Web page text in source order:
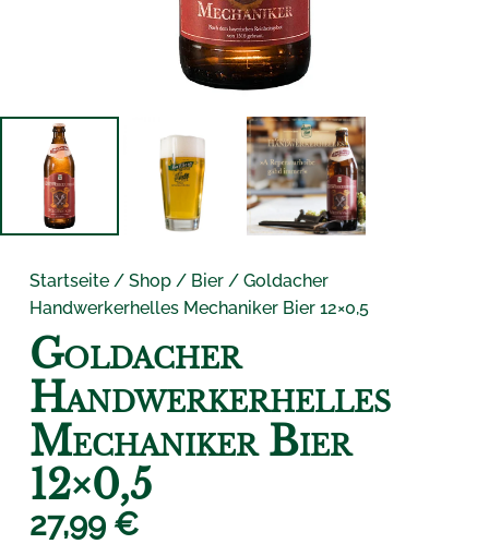
Startseite / Shop / Bier / Goldacher
Handwerkerhelles Mechaniker Bier 12×0,5
Goldacher
Handwerkerhelles
Mechaniker Bier
12×0,5
27,99 €